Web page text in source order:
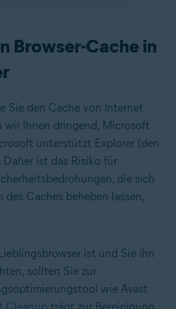
Browser-Cache in
Sie den Cache von Internet
wir Ihnen dringend, Microsoft
unterstützt Explorer (den
ist das Risiko für
die sich
Caches beheben lassen,
ist und Sie ihn
sollten Sie zur
wie Avast